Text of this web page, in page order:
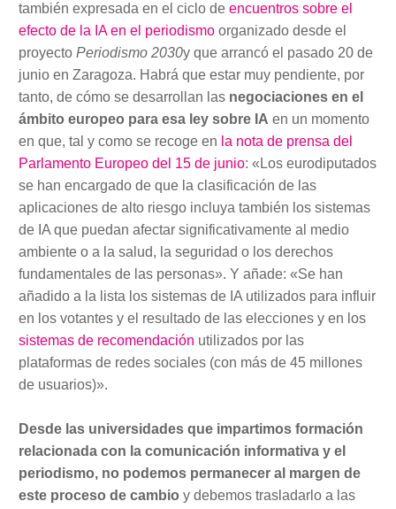
también expresada en el ciclo de encuentros sobre el
efecto de la IA en el periodismo organizado desde el
proyecto Periodismo 2030y que arrancó el pasado 20 de
junio en Zaragoza. Habrá que estar muy pendiente, por
tanto, de cómo se desarrollan las negociaciones en el
ámbito europeo para esa ley sobre IA en un momento
en que, tal y como se recoge en la nota de prensa del
Parlamento Europeo del 15 de junio: «Los eurodiputados
se han encargado de que la clasificación de las
aplicaciones de alto riesgo incluya también los sistemas
de IA que puedan afectar significativamente al medio
ambiente o a la salud, la seguridad o los derechos
fundamentales de las personas». Y añade: «Se han
añadido a la lista los sistemas de IA utilizados para influir
en los votantes y el resultado de las elecciones y en los
sistemas de recomendación utilizados por las
plataformas de redes sociales (con más de 45 millones
de usuarios)».
Desde las universidades que impartimos formación
relacionada con la comunicación informativa y el
periodismo, no podemos permanecer al margen de
este proceso de cambio y debemos trasladarlo a las